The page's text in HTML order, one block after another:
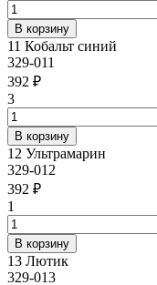
11 Кобальт синий
329-011
392 ₽
3
12 Ультрамарин
329-012
392 ₽
1
13 Лютик
329-013